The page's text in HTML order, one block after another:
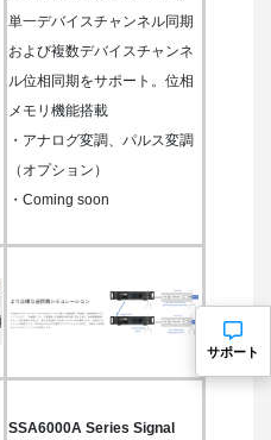
単一デバイスチャンネル同期
および複数デバイスチャンネ
ル位相同期をサポート。位相
メモリ機能搭載
・アナログ変調、パルス変調
（オプション）
・Coming soon
SSA6000A Series Signal
サポート